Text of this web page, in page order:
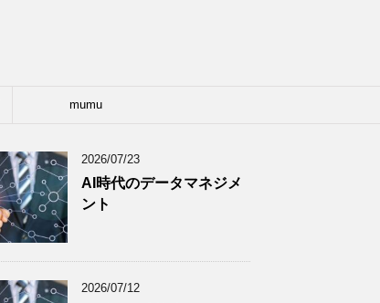
mumu
2026/07/23
AI時代のデータマネジメ
ント
2026/07/12